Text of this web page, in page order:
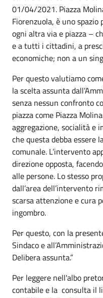
01/04/2021. Piazza
Fiorenzuola, è uno
ogni altra via e piazza –
e a tutti i cittadini, a
economiche; non a un
Per questo valutiamo
la scelta assunta
senza nessun confronto
piazza come Piazza
aggregazione, socialità e
che questa debba essere
comunale. L’intervento
direzione opposta,
alle persone. Lo stesso
dall’area dell’intervento
scarsa attenzione e cura
ingombro.
Per questo, con la
Sindaco e
Delibera assunta.”
Per leggere nell'albo
contabile e la consulta il